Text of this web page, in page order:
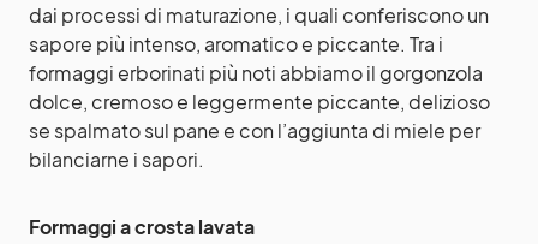
dai processi di maturazione, i quali conferiscono un
sapore più intenso, aromatico e piccante. Tra i
formaggi erborinati più noti abbiamo il gorgonzola
dolce, cremoso e leggermente piccante, delizioso
se spalmato sul pane e con l’aggiunta di miele per
bilanciarne i sapori.
Formaggi a crosta lavata